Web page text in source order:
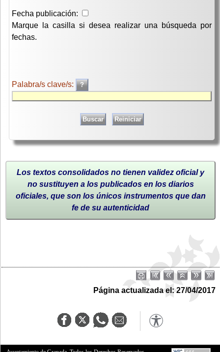
Fecha publicación:
Marque la casilla si desea realizar una búsqueda por
fechas.
Palabra/s clave/s:
Los textos consolidados no tienen validez oficial y
no sustituyen a los publicados en los diarios
oficiales, que son los únicos instrumentos que dan
fe de su autenticidad
Página actualizada el: 27/04/2017